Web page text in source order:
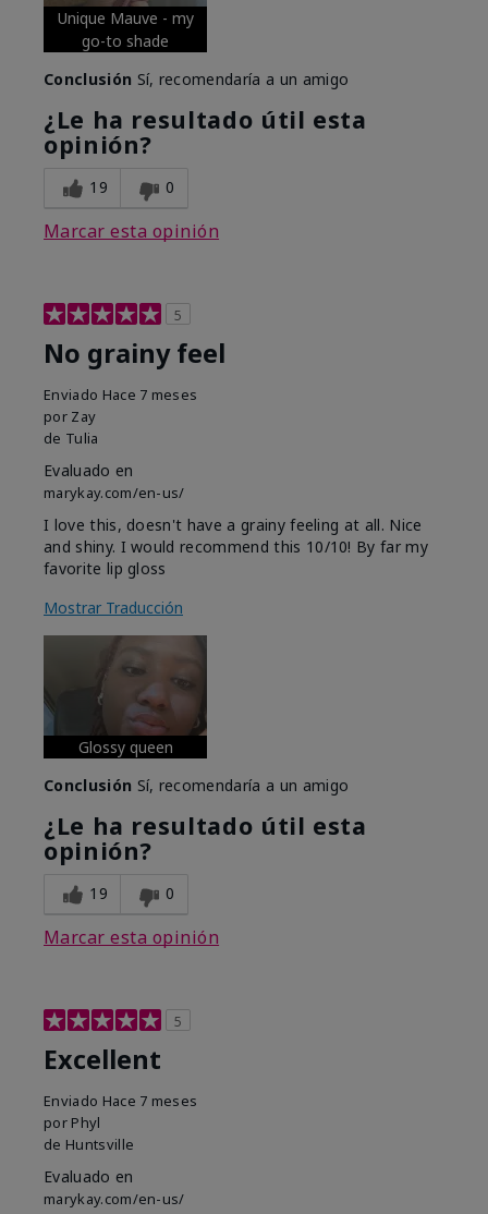
Unique Mauve - my
go-to shade
Conclusión Sí, recomendaría a un amigo
¿Le ha resultado útil esta
opinión?
19 0
Marcar esta opinión
5
No grainy feel
Enviado Hace 7 meses
por Zay
de Tulia
Evaluado en
marykay.com/en-us/
I love this, doesn't have a grainy feeling at all. Nice
and shiny. I would recommend this 10/10! By far my
favorite lip gloss
Mostrar Traducción
Glossy queen
Conclusión Sí, recomendaría a un amigo
¿Le ha resultado útil esta
opinión?
19 0
Marcar esta opinión
5
Excellent
Enviado Hace 7 meses
por Phyl
de Huntsville
Evaluado en
marykay.com/en-us/